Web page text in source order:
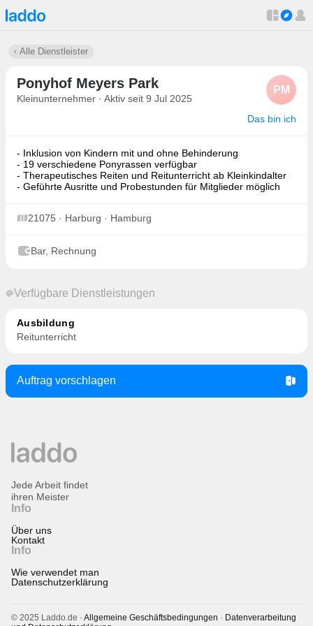
Alle Dienstleister
Ponyhof Meyers Park
Kleinunternehmer · Aktiv seit 9 Jul 2025
PM
Das bin ich
- Inklusion von Kindern mit und ohne Behinderung
- 19 verschiedene Ponyrassen verfügbar
- Therapeutisches Reiten und Reitunterricht ab Kleinkindalter
- Geführte Ausritte und Probestunden für Mitglieder möglich
21075 · Harburg · Hamburg
Bar, Rechnung
Verfügbare Dienstleistungen
Ausbildung
Reitunterricht
Auftrag vorschlagen
Info
Über uns
Kontakt
Info
Wie verwendet man
Datenschutzerklärung
Jede Arbeit findet
ihren Meister
© 2025 Laddo.de · Allgemeine Geschäftsbedingungen · Datenverarbeitung